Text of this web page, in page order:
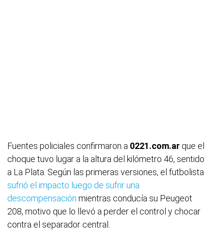
Fuentes policiales confirmaron a 0221.com.ar que el
choque tuvo lugar a la altura del kilómetro 46, sentido
a La Plata. Según las primeras versiones, el futbolista
sufrió el impacto luego de sufrir una
descompensación mientras conducía su Peugeot
208, motivo que lo llevó a perder el control y chocar
contra el separador central.